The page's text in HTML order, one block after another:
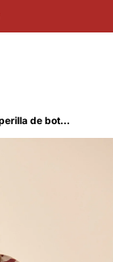
Camisa con media perilla de botones para mujer - Rojo